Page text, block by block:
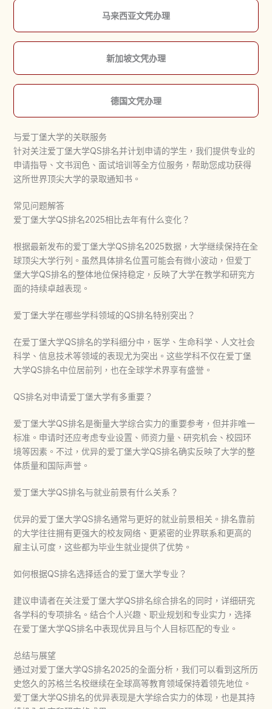
马来西亚文凭办理
新加坡文凭办理
德国文凭办理
与爱丁堡大学的关联服务
针对关注爱丁堡大学QS排名并计划申请的学生，我们提供专业的
申请指导、文书润色、面试培训等全方位服务，帮助您成功获得
这所世界顶尖大学的录取通知书。
常见问题解答
爱丁堡大学QS排名2025相比去年有什么变化？
根据最新发布的爱丁堡大学QS排名2025数据，大学继续保持在全
球顶尖大学行列。虽然具体排名位置可能会有微小波动，但爱丁
堡大学QS排名的整体地位保持稳定，反映了大学在教学和研究方
面的持续卓越表现。
爱丁堡大学在哪些学科领域的QS排名特别突出？
在爱丁堡大学QS排名的学科细分中，医学、生命科学、人文社会
科学、信息技术等领域的表现尤为突出。这些学科不仅在爱丁堡
大学QS排名中位居前列，也在全球学术界享有盛誉。
QS排名对申请爱丁堡大学有多重要？
爱丁堡大学QS排名是衡量大学综合实力的重要参考，但并非唯一
标准。申请时还应考虑专业设置、师资力量、研究机会、校园环
境等因素。不过，优异的爱丁堡大学QS排名确实反映了大学的整
体质量和国际声誉。
爱丁堡大学QS排名与就业前景有什么关系？
优异的爱丁堡大学QS排名通常与更好的就业前景相关。排名靠前
的大学往往拥有更强大的校友网络、更紧密的业界联系和更高的
雇主认可度，这些都为毕业生就业提供了优势。
如何根据QS排名选择适合的爱丁堡大学专业？
建议申请者在关注爱丁堡大学QS排名综合排名的同时，详细研究
各学科的专项排名。结合个人兴趣、职业规划和专业实力，选择
在爱丁堡大学QS排名中表现优异且与个人目标匹配的专业。
总结与展望
通过对爱丁堡大学QS排名2025的全面分析，我们可以看到这所历
史悠久的苏格兰名校继续在全球高等教育领域保持着领先地位。
爱丁堡大学QS排名的优异表现是大学综合实力的体现，也是其持